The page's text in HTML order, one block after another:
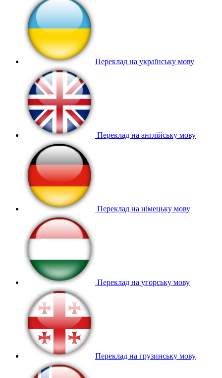
Переклад на українську мову
Переклад на англійську мову
Переклад на німецьку мову
Переклад на угорську мову
Переклад на грузинську мову